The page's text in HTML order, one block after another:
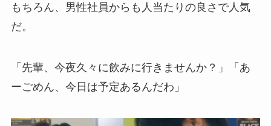
もちろん、男性社員からも人当たりの良さで人気
だ。
「先輩、今夜久々に飲みに行きませんか？」「あ
ーごめん、今日は予定あるんだわ」